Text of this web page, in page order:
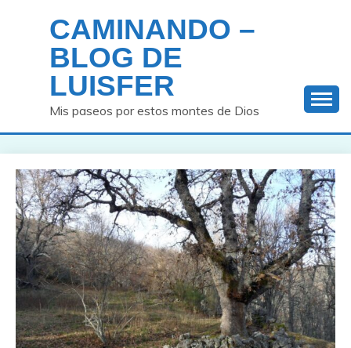
contenido
CAMINANDO –
BLOG DE
LUISFER
Mis paseos por estos montes de Dios